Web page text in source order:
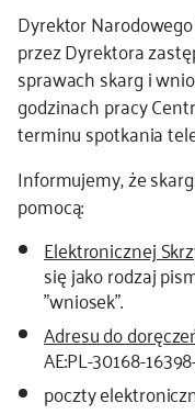
Dyrektor
przez Dyrektora
sprawach skarg i
godzinach pracy
terminu spotkania
Informujemy, że
pomocą:
Elektronicznej
się jako rodzaj
"wniosek".
Adresu do
AE:PL-30168-
poczty